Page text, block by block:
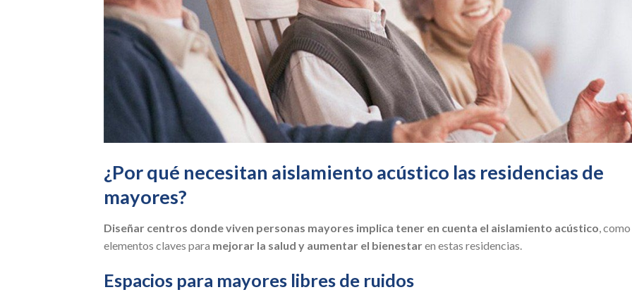
¿Por qué necesitan aislamiento acústico las residencias de
mayores?
Diseñar centros donde viven personas mayores implica tener en cuenta el aislamiento acústico, como
elementos claves para mejorar la salud y aumentar el bienestaren estas residencias.
Espacios para mayores libres de ruidos